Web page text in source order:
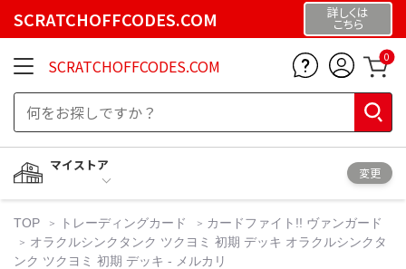
SCRATCHOFFCODES.COM 詳しくは
こちら
SCRATCHOFFCODES.COM 0
マイストア
変更
TOP トレーディングカード
カードファイト!! ヴァンガード
オラクルシンクタンク ツクヨミ 初期 デッキ オラクルシンクタ
ンク ツクヨミ 初期 デッキ - メルカリ